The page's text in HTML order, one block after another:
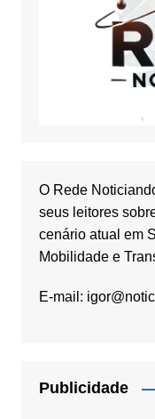
O Rede
seus leitores
cenário atual em
Mobilidade e
E-mail:
Publicidade